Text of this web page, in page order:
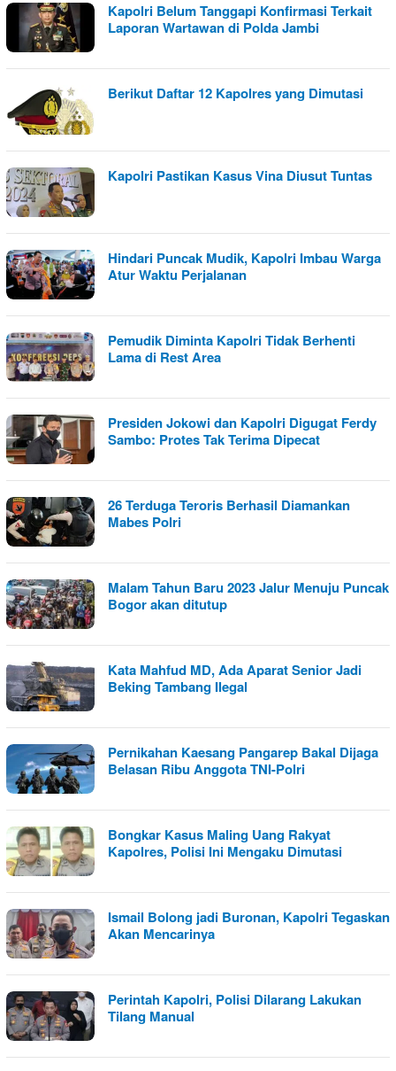
Kapolri Belum Tanggapi Konfirmasi Terkait
Laporan Wartawan di Polda Jambi
Berikut Daftar 12 Kapolres yang Dimutasi
Kapolri Pastikan Kasus Vina Diusut Tuntas
Hindari Puncak Mudik, Kapolri Imbau Warga
Atur Waktu Perjalanan
Pemudik Diminta Kapolri Tidak Berhenti
Lama di Rest Area
Presiden Jokowi dan Kapolri Digugat Ferdy
Sambo: Protes Tak Terima Dipecat
26 Terduga Teroris Berhasil Diamankan
Mabes Polri
Malam Tahun Baru 2023 Jalur Menuju Puncak
Bogor akan ditutup
Kata Mahfud MD, Ada Aparat Senior Jadi
Beking Tambang Ilegal
Pernikahan Kaesang Pangarep Bakal Dijaga
Belasan Ribu Anggota TNI-Polri
Bongkar Kasus Maling Uang Rakyat
Kapolres, Polisi Ini Mengaku Dimutasi
Ismail Bolong jadi Buronan, Kapolri Tegaskan
Akan Mencarinya
Perintah Kapolri, Polisi Dilarang Lakukan
Tilang Manual